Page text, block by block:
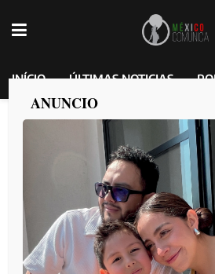
INÍCIO ÚLTIMAS NOTICIAS
Presidenta contesta a
Monreal; asegura que el
estadounidense solo
mexicano para
porMEXICO COMUNICA 2025-01-28
ANUNCIO